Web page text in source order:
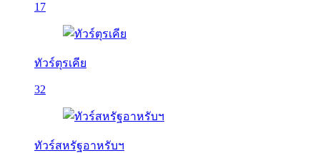
17
ทัวร์ตุรเคีย
32
ทัวร์สหรัฐอาหรับฯ